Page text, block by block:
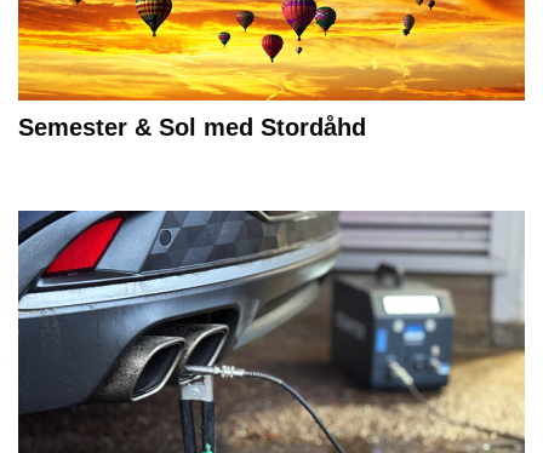
Semester & Sol med Stordåhd